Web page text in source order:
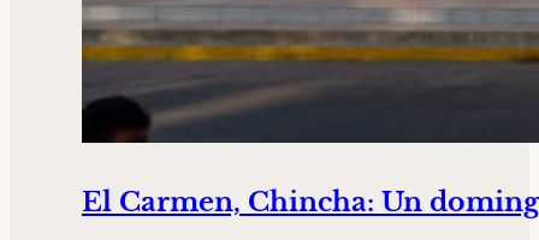
El Carmen, Chincha: Un